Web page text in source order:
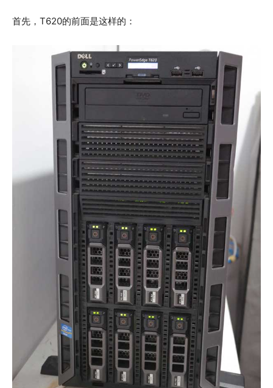
首先，T620的前面是这样的：